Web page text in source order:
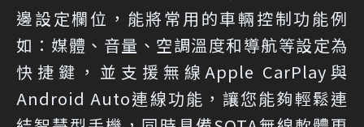
邊設定欄位，能將常用的車輛控制功能例
如：媒體、音量、空調溫度和導航等設定為
快捷鍵，並支援無線Apple CarPlay與
Android Auto連線功能，讓您能夠輕鬆連